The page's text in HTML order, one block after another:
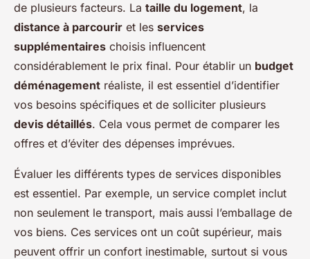
de plusieurs facteurs. La taille du logement, la
distance à parcourir et les services
supplémentaires choisis influencent
considérablement le prix final. Pour établir un budget
déménagement réaliste, il est essentiel d’identifier
vos besoins spécifiques et de solliciter plusieurs
devis détaillés. Cela vous permet de comparer les
offres et d’éviter des dépenses imprévues.
Évaluer les différents types de services disponibles
est essentiel. Par exemple, un service complet inclut
non seulement le transport, mais aussi l’emballage de
vos biens. Ces services ont un coût supérieur, mais
peuvent offrir un confort inestimable, surtout si vous